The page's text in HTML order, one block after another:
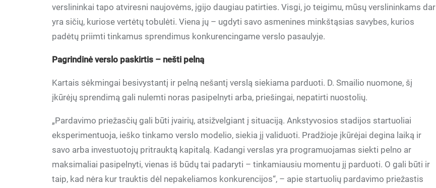
verslininkai tapo atviresni naujovėms, įgijo daugiau patirties. Visgi, jo teigimu, mūsų verslininkams dar
yra sičių, kuriose vertėtų tobulėti. Viena jų – ugdyti savo asmenines minkštąsias savybes, kurios
padėtų priimti tinkamus sprendimus konkurencingame verslo pasaulyje.
Pagrindinė verslo paskirtis – nešti pelną
Kartais sėkmingai besivystantį ir pelną nešantį verslą siekiama parduoti. D. Smailio nuomone, šį
įkūrėjų sprendimą gali nulemti noras pasipelnyti arba, priešingai, nepatirti nuostolių.
„Pardavimo priežasčių gali būti įvairių, atsižvelgiant į situaciją. Ankstyvosios stadijos startuoliai
eksperimentuoja, ieško tinkamo verslo modelio, siekia jį validuoti. Pradžioje įkūrėjai degina laiką ir
savo arba investuotojų pritrauktą kapitalą. Kadangi verslas yra programuojamas siekti pelno ar
maksimaliai pasipelnyti, vienas iš būdų tai padaryti – tinkamiausiu momentu jį parduoti. O gali būti ir
taip, kad nėra kur trauktis dėl nepakeliamos konkurencijos“, – apie startuolių pardavimo priežastis